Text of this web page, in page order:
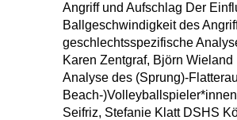
Angriff und Aufschlag Der
Ballgeschwindigkeit des
geschlechtsspezifische
Karen Zentgraf, Björn
Analyse des (Sprung)-
Beach-
Seifriz, Stefanie Klatt DSHS